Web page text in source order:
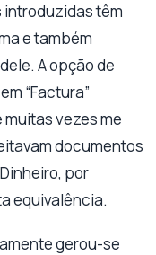
introduzidas têm
e também
A opção de
“Factura”
vezes me
documentos
por
equivalência.
gerou-se